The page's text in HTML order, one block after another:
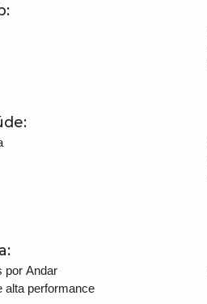
por Andar
alta performance